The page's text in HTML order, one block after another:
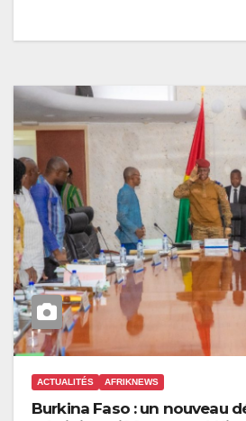
ACTUALITÉS AFRIKNEWS
Burkina Faso : un nouveau